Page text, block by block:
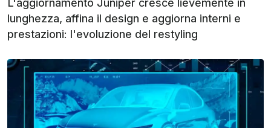
L'aggiornamento Juniper cresce lievemente in
lunghezza, affina il design e aggiorna interni e
prestazioni: l'evoluzione del restyling